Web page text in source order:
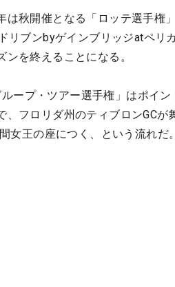
秋開催となる「ロッテ選手権
リブンbyゲインブリッジatペリ
を終えることになる。
ープ・ツアー選手権」はポイ
フロリダ州のティブロンGCが
女王の座につく、という流れだ。